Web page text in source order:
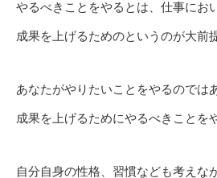
やるべきことをやるとは、仕事にお
成果を上げるためのというのが大前
あなたがやりたいことをやるのでは
成果を上げるためにやるべきことを
自分自身の性格、習慣なども考えな